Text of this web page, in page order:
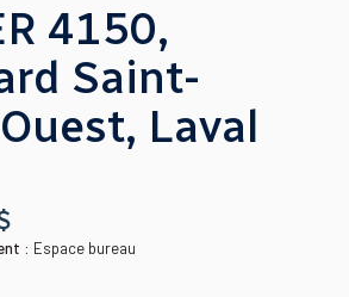
4150,
Saint-
Laval
: Espace bureau